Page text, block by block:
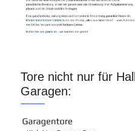
Tore nicht nur für
Garagen: